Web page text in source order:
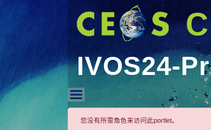
IVOS24-
IVOS24-
您没有所需角色来访问此portlet。